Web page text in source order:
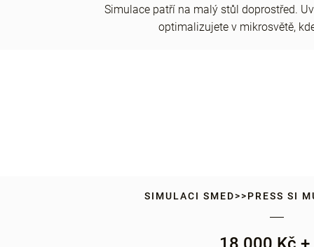
Simulace patří na malý stůl doprostřed.
optimalizujete v mikrosvětě,
SIMULACI SMED>>PRESS SI